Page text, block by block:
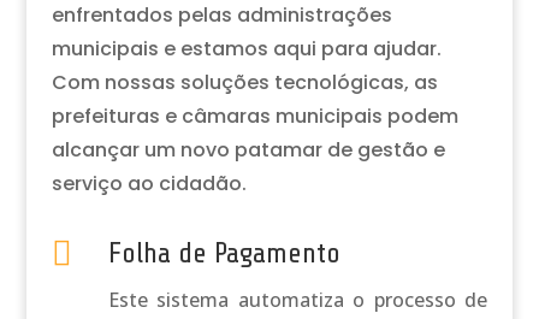
enfrentados pelas administrações
municipais e estamos aqui para ajudar.
Com nossas soluções tecnológicas, as
prefeituras e câmaras municipais podem
alcançar um novo patamar de gestão e
serviço ao cidadão.
 Folha de Pagamento
Este sistema automatiza o processo de